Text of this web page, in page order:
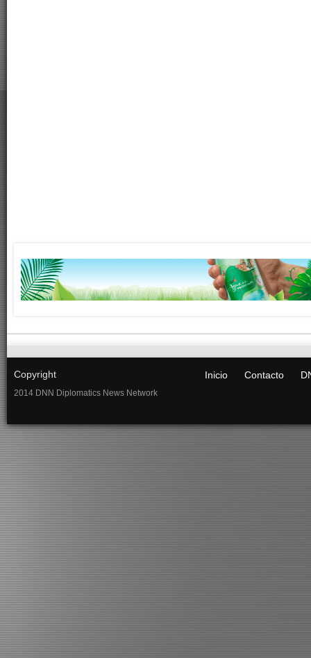
Copyright
2014 DNN Diplomatics News Network
Inicio Contacto